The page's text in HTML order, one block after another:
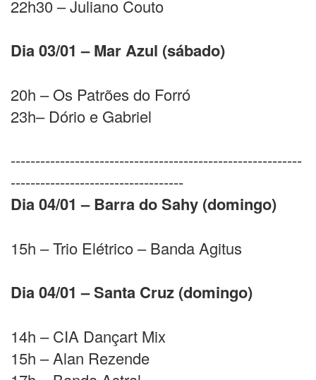
22h30 – Juliano Couto
Dia 03/01 – Mar Azul (sábado)
20h – Os Patrões do Forró
23h– Dório e Gabriel
-----------------------------------------------------------
-----------------------------------
Dia 04/01 – Barra do Sahy (domingo)
15h – Trio Elétrico – Banda Agitus
Dia 04/01 – Santa Cruz (domingo)
14h – CIA Dançart Mix
15h – Alan Rezende